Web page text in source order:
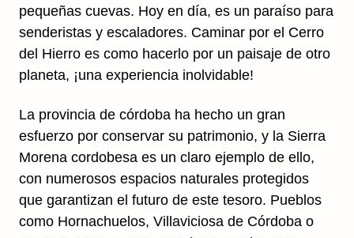
pequeñas cuevas. Hoy en día, es un paraíso para
senderistas y escaladores. Caminar por el Cerro
del Hierro es como hacerlo por un paisaje de otro
planeta, ¡una experiencia inolvidable!
La provincia de córdoba ha hecho un gran
esfuerzo por conservar su patrimonio, y la Sierra
Morena cordobesa es un claro ejemplo de ello,
con numerosos espacios naturales protegidos
que garantizan el futuro de este tesoro. Pueblos
como Hornachuelos, Villaviciosa de Córdoba o